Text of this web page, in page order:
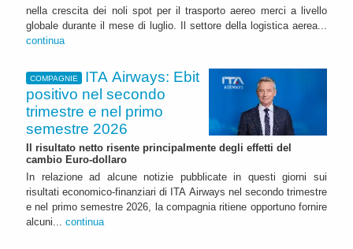
nella crescita dei noli spot per il trasporto aereo merci a livello
globale durante il mese di luglio. Il settore della logistica aerea...
continua
COMPAGNIE
ITA Airways: Ebit
positivo nel secondo
trimestre e nel primo
semestre 2026
Il risultato netto risente principalmente degli effetti del
cambio Euro-dollaro
In relazione ad alcune notizie pubblicate in questi giorni sui
risultati economico-finanziari di ITA Airways nel secondo trimestre
e nel primo semestre 2026, la compagnia ritiene opportuno fornire
alcuni... continua